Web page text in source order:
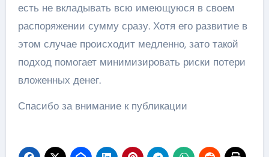
есть не вкладывать всю имеющуюся в своем
распоряжении сумму сразу. Хотя его развитие в
этом случае происходит медленно, зато такой
подход помогает минимизировать риски потери
вложенных денег.
Спасибо за внимание к публикации